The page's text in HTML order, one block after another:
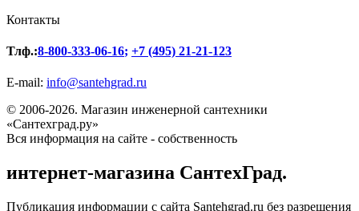
Контакты
Тлф.:8-800-333-06-16; +7 (495) 21-21-123
E-mail: info@santehgrad.ru
© 2006-2026. Магазин инженерной сантехники
«Сантехград.ру»
Вся информация на сайте - собственность
интернет-магазина СантехГрад.
Публикация информации с сайта Santehgrad.ru без разрешения